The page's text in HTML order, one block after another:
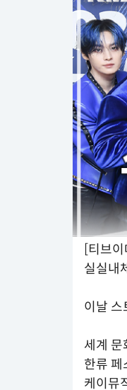
[티브
실실내
이날
세계 문
한류 페
케이뮤